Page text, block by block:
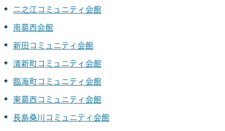
二之江コミュニティ会館
南葛西会館
新田コミュニティ会館
清新町コミュニティ会館
臨海町コミュニティ会館
東葛西コミュニティ会館
長島桑川コミュニティ会館